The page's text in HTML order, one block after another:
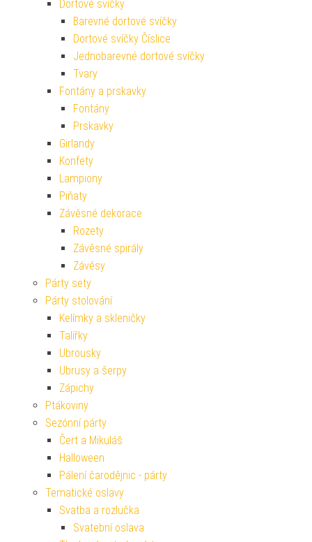
Dortové svíčky
Barevné dortové svíčky
Dortové svíčky Číslice
Jednobarevné dortové svíčky
Tvary
Fontány a prskavky
Fontány
Prskavky
Girlandy
Konfety
Lampiony
Piňaty
Závěsné dekorace
Rozety
Závěsné spirály
Závěsy
Párty sety
Párty stolování
Kelímky a skleničky
Talířky
Ubrousky
Ubrusy a šerpy
Zápichy
Ptákoviny
Sezónní párty
Čert a Mikuláš
Halloween
Pálení čarodějnic - párty
Tematické oslavy
Svatba a rozlučka
Svatební oslava